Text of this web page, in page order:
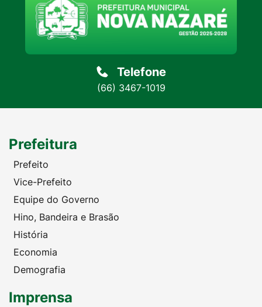
Telefone
(66) 3467-1019
Prefeitura
Prefeito
Vice-Prefeito
Equipe do Governo
Hino, Bandeira e Brasão
História
Economia
Demografia
Imprensa